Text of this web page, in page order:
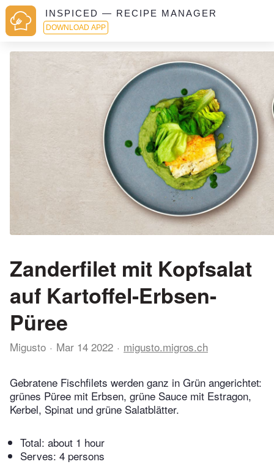
INSPICED — RECIPE MANAGER
DOWNLOAD APP
Zanderfilet mit Kopfsalat
auf Kartoffel-Erbsen-
Püree
Migusto Mar 14 2022 migusto.migros.ch
Gebratene Fischfilets werden ganz in Grün angerichtet:
grünes Püree mit Erbsen, grüne Sauce mit Estragon,
Kerbel, Spinat und grüne Salatblätter.
Total: about 1 hour
Serves: 4 persons